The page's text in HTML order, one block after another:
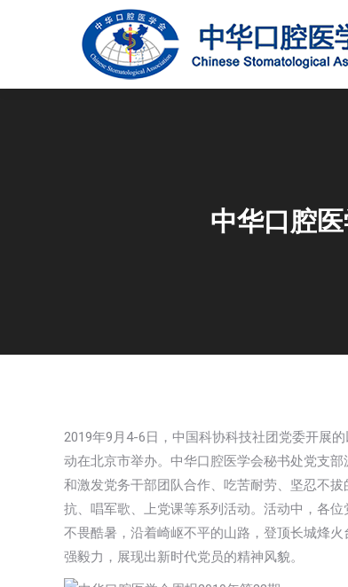
中华口腔
2019年9月4-6日，中国科协科技社团党委开展
动在北京市举办。中华口腔医学会秘书处党支
和激发党务干部团队合作、吃苦耐劳、坚忍不
抗、唱军歌、上党课等系列活动。活动中，各
不畏酷暑，沿着崎岖不平的山路，登顶长城烽
强毅力，展现出新时代党员的精神风貌。